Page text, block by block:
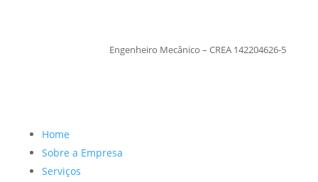
Engenheiro Mecânico – CREA 142204626-5
Home
Sobre a Empresa
Serviços